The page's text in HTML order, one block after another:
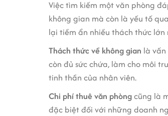
Việc tìm kiếm một văn phòng
không gian mà còn là yếu tố
lại tiềm ẩn nhiều thách thức
Thách thức về không gian là
còn đủ sức chứa, làm cho môi
tinh thần của nhân viên.
Chi phí thuê văn phòngcũng là
đặc biệt đối với những doanh